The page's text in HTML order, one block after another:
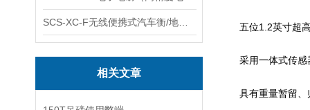
相关文章
五位1.2英寸超
采用一体式传感
具有重量暂留、